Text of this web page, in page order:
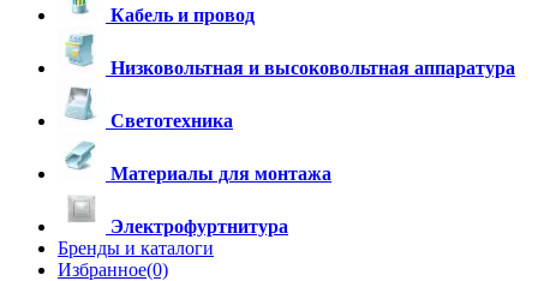
Кабель и провод
Низковольтная и высоковольтная аппаратура
Светотехника
Материалы для монтажа
Электрофуртнитура
Бренды и каталоги
Избранное(0)